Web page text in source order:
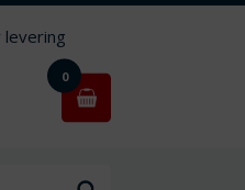
levering
0